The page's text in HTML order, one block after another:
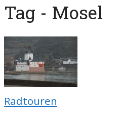
Tag - Mosel
Radtouren